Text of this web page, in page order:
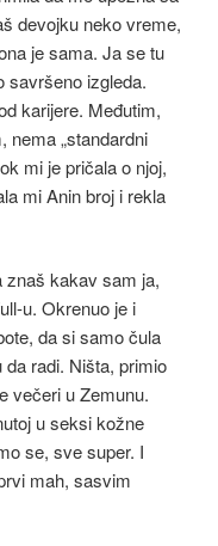
devojku neko vreme,
je sama. Ja se tu
savršeno izgleda.
karijere. Međutim,
nema „standardni
mi je pričala o njoj,
mi Anin broj i rekla
znaš kakav sam ja,
u. Okrenuo je i
da si samo čula
radi. Ništa, primio
večeri u Zemunu.
u seksi kožne
se, sve super. I
mah, sasvim